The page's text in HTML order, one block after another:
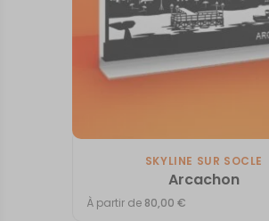
SKYLINE SUR SOCLE
Arcachon
À partir de 80,00€